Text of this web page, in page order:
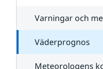
Varningar och
Väderprognos
Meteorologens